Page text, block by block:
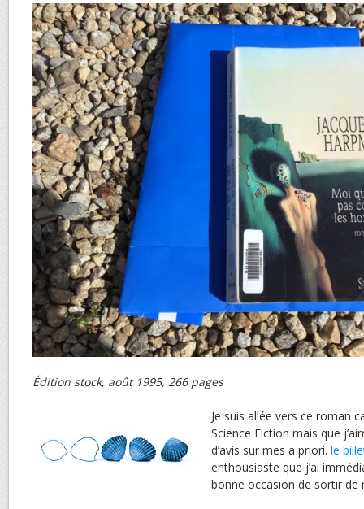
Édition stock, août 1995, 266 pages
Je suis allée vers ce roman
Science Fiction mais que
d’avis sur mes a priori. le
enthousiaste que j’ai
bonne occasion de sortir de